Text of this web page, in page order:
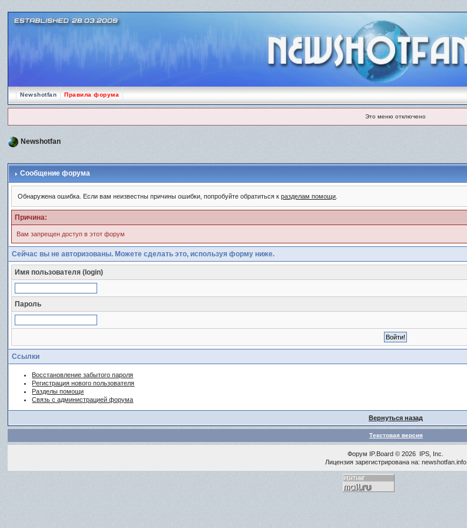
Newshotfan Правила форума
Это меню отключено
Newshotfan
Сообщение форума
Обнаружена ошибка. Если вам неизвестны причины ошибки, попробуйте обратиться кразделам помощи
Причина:
Вам запрещен доступ в этот форум
Сейчас вы не авторизованы. Можете сделать это, используя форму ниже.
Имя пользователя (login)
Пароль
Ссылки
Восстановление забытого пароля
Регистрация нового пользователя
Разделы помощи
Связь с администрацией форума
Вернуться назад
Текстовая версия
Форум IP.Board © 2026 IPS, Inc
Лицензия зарегистрирована на: newshotfan.info